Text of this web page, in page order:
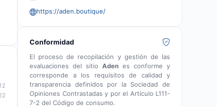
https://aden.boutique/
Conformidad
El proceso de recopilación y gestión de las
evaluaciones del sitio Aden es conforme y
corresponde a los requisitos de calidad y
transparencia definidos por la Sociedad de
Opiniones Contrastadas y por el Artículo L111-
7-2 del Código de consumo.